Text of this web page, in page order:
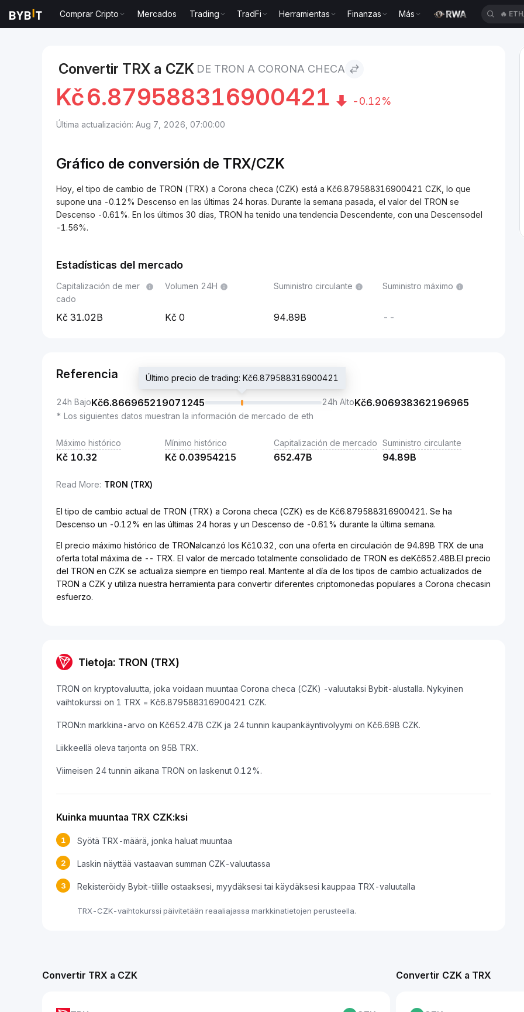
Comprar Cripto Mercados Trading TradFi Herramientas Finanzas Más 🔥
Convertir TRX a CZK DE TRON A CORONA CHECA
Kč6.879588316900421 -0.12%
Última actualización: Aug 7, 2026, 07:00:00
Gráfico de conversión de TRX/CZK
Hoy, el tipo de cambio de TRON (TRX) a Corona checa (CZK) está a Kč6.879588316900421 CZK, lo que
supone una -0.12% Descenso en las últimas 24 horas. Durante la semana pasada, el valor del TRON se
Descenso -0.61%. En los últimos 30 días, TRON ha tenido una tendencia Descendente, con una Descensodel
-1.56%.
Estadísticas del mercado
Capitalización de mer
cado
31.02B
Volumen 24H
0
Suministro circulante
94.89B
Suministro máximo
--
Referencia
24h BajoKč6.866965219071245
Último precio de trading: Kč6.879588316900421
24h AltoKč6.906938362196965
* Los siguientes datos muestran la información de mercado de eth
Máximo histórico
Kč 10.32
Mínimo histórico
Kč 0.03954215
Capitalización de mercado
652.47B
Suministro circulante
94.89B
Read More: TRON (TRX)
El tipo de cambio actual de TRON (TRX) a Corona checa (CZK) es de Kč6.879588316900421. Se ha
Descenso un -0.12% en las últimas 24 horas y un Descenso de -0.61% durante la última semana.
El precio máximo histórico de TRONalcanzó los Kč10.32, con una oferta en circulación de 94.89B TRX de una
oferta total máxima de -- TRX. El valor de mercado totalmente consolidado de TRON es deKč652.48B.El precio
del TRON en CZK se actualiza siempre en tiempo real. Mantente al día de los tipos de cambio actualizados de
TRON a CZK y utiliza nuestra herramienta para convertir diferentes criptomonedas populares a Corona checasin
esfuerzo.
Tietoja: TRON (TRX)
TRON on kryptovaluutta, joka voidaan muuntaa Corona checa (CZK) -valuutaksi Bybit-alustalla. Nykyinen
vaihtokurssi on 1 TRX = Kč6.879588316900421 CZK.
TRON:n markkina-arvo on Kč652.47B CZK ja 24 tunnin kaupankäyntivolyymi on Kč6.69B CZK.
Liikkeellä oleva tarjonta on 95B TRX.
Viimeisen 24 tunnin aikana TRON on laskenut 0.12%.
Kuinka muuntaa TRX CZK:ksi
1 Syötä TRX-määrä, jonka haluat muuntaa
2 Laskin näyttää vastaavan summan CZK-valuutassa
3 Rekisteröidy Bybit-tilille ostaaksesi, myydäksesi tai käydäksesi kauppaa TRX-valuutalla
TRX-CZK-vaihtokurssi päivitetään reaaliajassa markkinatietojen perusteella.
Convertir TRX a CZK Convertir CZK a TRX